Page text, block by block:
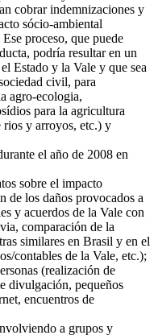
cobrar indemnizaciones y
sócio-ambiental
proceso, que puede
podría resultar en un
Estado y la Vale y que sea
civil, para
agro-ecologia,
para la agricultura
y arroyos, etc.) y
el año de 2008 en
sobre el impacto
de los daños provocados a
y acuerdos de la Vale con
comparación de la
similares en Brasil y en el
contables de la Vale, etc.);
(realización de
divulgación, pequeños
encuentros de
a grupos y